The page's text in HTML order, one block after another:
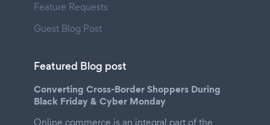
Feature Requests
Guest Blog Post
Featured Blog post
Converting Cross-Border Shoppers During
Black Friday & Cyber Monday
Online commerce is an integral part of the